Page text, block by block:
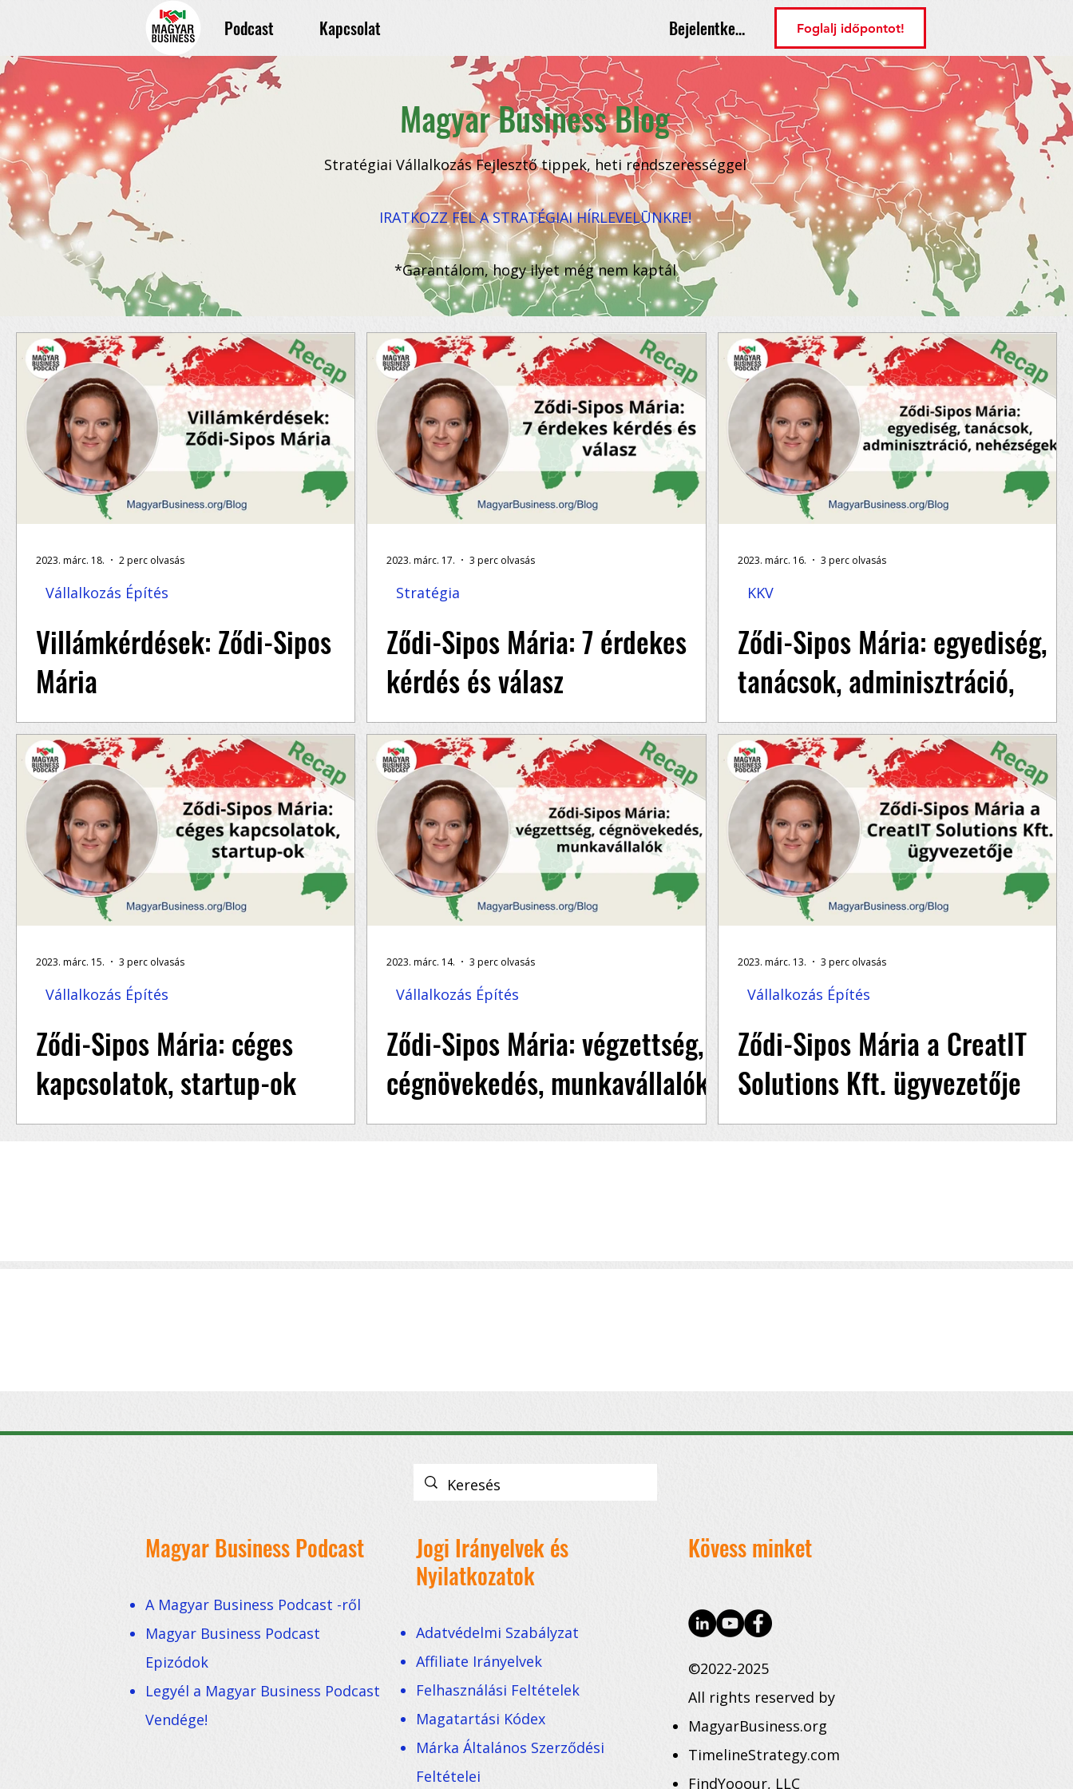
Podcast Kapcsolat Bejelentkezés Foglalj időpontot!
Magyar Business Blog
Stratégiai Vállalkozás Fejlesztő tippek, heti rendszerességgel
IRATKOZZ FEL A STRATÉGIAI HÍRLEVELŪNKRE!
*Garantálom, hogy ilyet még nem kaptál
Villámkérdések: Ződi-Sipos
Mária
Tudj meg többet Ződi-Sipos Máriáról: kedvenc
könyvei, kedvenc podcastjei, szakmai könyvek és
podcastek, pénz, siker, szerencse, az élet...
Vállalkozás Építés
2023. márc. 18. 2 perc olvasás
Ződi-Sipos Mária: 7 érdekes
kérdés és válasz
Ződi-Sipos Mária beszél az első klienseikről,
tanácsokat ad kezdő vállalkozóknak, szó esik a
mentorokról és az AI-ról, milyen tervei...
Stratégia
2023. márc. 17. 3 perc olvasás
Ződi-Sipos Mária: egyediség,
tanácsok, adminisztráció,
nehézségek
Ződi-Sipos Mária elmondja mitől egyedi cégük a
piacon, mit tanácsolna IT cégek alapítóinak, és
mik a vállalkzók legnagyobb kihívásai <<...
KKV
2023. márc. 16. 3 perc olvasás
Ződi-Sipos Mária: céges
kapcsolatok, startup-ok
Ződi-Sipos Mária elmondja hogyan épített
Vállalkozás Építés
2023. márc. 15. 3 perc olvasás
Ződi-Sipos Mária: végzettség,
cégnövekedés, munkavállalók
Ződi-Sipos Máriától megtudhatod kell e iskolai
végzettség ahhoz, hogy egy IT csapatban
Vállalkozás Építés
2023. márc. 14. 3 perc olvasás
Ződi-Sipos Mária a CreatIT
Solutions Kft. ügyvezetője
Ződi-Sipos Mária családi háttere, gyermekkora,
cég alapításától az első projektekig 1/6 >> Ződi-
Vállalkozás Építés
2023. márc. 13. 3 perc olvasás
Magyar Business Podcast
A Magyar Business Podcast -ről
Magyar Business Podcast
Epizódok
Legyél a Magyar Business Podcast
Vendége!
Jogi Irányelvek és
Nyilatkozatok
Adatvédelmi Szabályzat
Affiliate Irányelvek
Felhasználási Feltételek
Magatartási Kódex
Márka Általános Szerződési
Feltételei
Kövess minket
©2022-2025
All rights reserved by
MagyarBusiness.org
TimelineStrategy.com
FindYooour, LLC